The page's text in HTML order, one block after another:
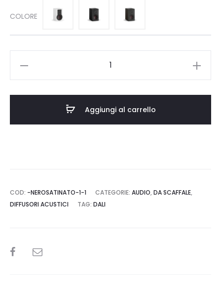
€940,00.
è:
€846,00.
COLORE
Aggiungi al carrello
COD: -NEROSATINATO-1-1 CATEGORIE: AUDIO, DA SCAFFALE,
DIFFUSORI ACUSTICI
TAG: DALI
SHARE